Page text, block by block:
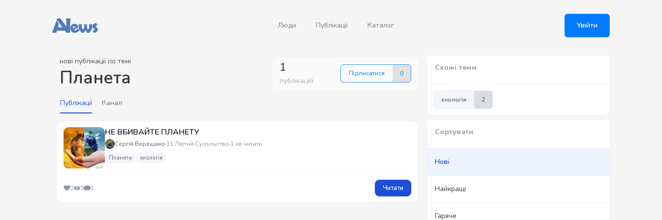
Люди Публікації Каталог Увійти
нові публікації по темі
Планета 1
публікацій
Підписатися 0
Публікації Канал
НЕ ВБИВАЙТЕ ПЛАНЕТУ
Сергій Верещако 11 Лютий Суспільство 1 хв читати
Планета екологія
2 9 1 Читати
Схожі теми
екологія 2
Сортувати
Нові
Найкращі
Гаряче